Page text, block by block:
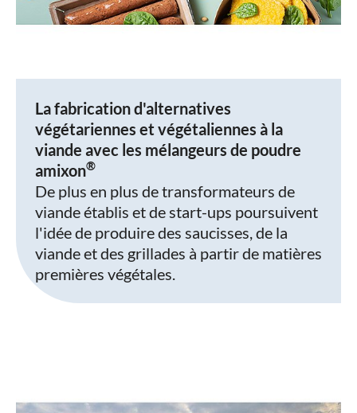
La fabrication d'alternatives
végétariennes et végétaliennes à la
viande avec les mélangeurs de poudre
amixon®
De plus en plus de transformateurs de
viande établis et de start-ups poursuivent
l'idée de produire des saucisses, de la
viande et des grillades à partir de matières
premières végétales.